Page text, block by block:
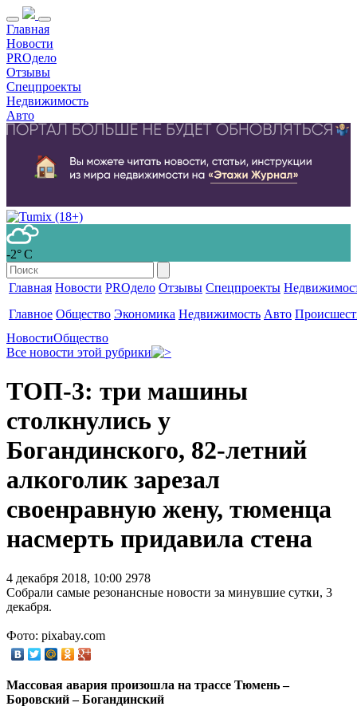
Главная
Новости
PROдело
Отзывы
Спецпроекты
Недвижимость
Авто
-2° С
Главная Новости PROдело Отзывы Спецпроекты
Главное Общество Экономика Недвижимость Авто
НовостиОбщество
Все новости этой рубрики
ТОП-3: три машины
столкнулись у
Богандинского, 82-летний
алкоголик зарезал
своенравную жену, тюменца
насмерть придавила стена
4 декабря 2018, 10:00 2978
Собрали самые резонансные новости за минувшие сутки, 3
декабря.
Фото: pixabay.com
Массовая авария произошла на трассе Тюмень –
Боровский – Богандинский